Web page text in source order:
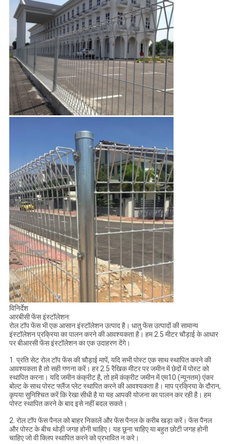
विनिर्देश
आरबीसी फेंस इंस्टॉलेशन:
रोल टॉप फेंस भी एक आसान इंस्टॉलेशन उत्पाद है। धातु फेंस उत्पादों की सामान्य
इंस्टॉलेशन प्रक्रिया का पालन करने की आवश्यकता है। हम 2.5 मीटर चौड़ाई के आधार
पर बीआरसी फेंस इंस्टॉलेशन का एक उदाहरण देंगे।
1. प्रति सेट रोल टॉप फेंस की चौड़ाई मापें, यदि सभी पोस्ट एक साथ स्थापित करने की
आवश्यकता है तो सही गणना करें। हर 2.5 रैखिक मीटर पर जमीन में छेदों में पोस्ट को
स्थापित करना। यदि जमीन कंक्रीट है, तो हमें कंक्रीट जमीन में एम10 (न्यूनतम) एंकर
बोल्ट के साथ पोस्ट फ्लैंज प्लेट स्थापित करने की आवश्यकता है। माप प्रक्रिया के दौरान,
कृपया सुनिश्चित करें कि रेखा सीधी है या यह आपकी योजना का पालन कर रही है। हम
पोस्ट स्थापित करने के बाद इसे नहीं बदल सकते।
2. रोल टॉप फेंस पैनल को बाहर निकालें और फेंस पैनल के करीब खड़ा करें। फेंस पैनल
और पोस्ट के बीच थोड़ी जगह होनी चाहिए। यह छूना चाहिए या बहुत छोटी जगह होनी
चाहिए जो वी क्लिप स्थापित करने को प्रभावित न करे।